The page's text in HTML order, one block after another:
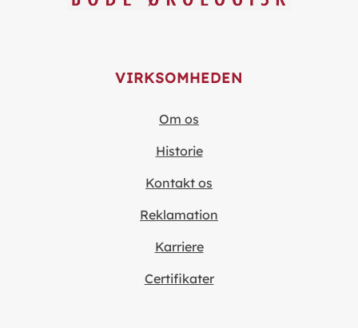
VIRKSOMHEDEN
Om os
Historie
Kontakt os
Reklamation
Karriere
Certifikater